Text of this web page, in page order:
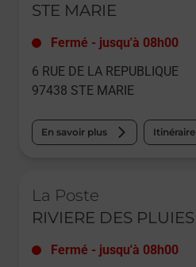
STE MARIE
Fermé - jusqu'à 08h00
6 RUE DE LA REPUBLIQUE
97438 STE MARIE
En savoir plus Itinéraire
La Poste
RIVIERE DES PLUIES
Fermé - jusqu'à 08h00